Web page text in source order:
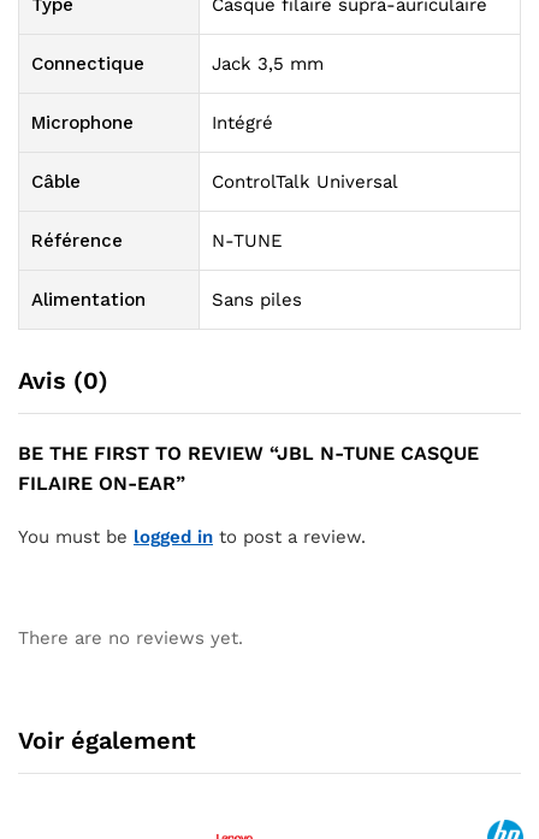
Type Casque filaire supra-auriculaire
Connectique Jack 3,5 mm
Microphone Intégré
Câble ControlTalk Universal
Référence N-TUNE
Alimentation Sans piles
Avis (0)
BE THE FIRST TO REVIEW “JBL N-TUNE CASQUE
FILAIRE ON-EAR”
You must be logged in to post a review.
There are no reviews yet.
Voir également